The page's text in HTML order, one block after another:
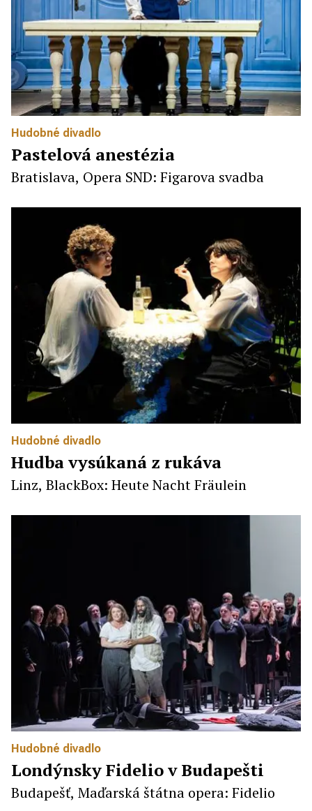
Hudobné divadlo
Pastelová anestézia
Bratislava, Opera SND: Figarova svadba
Hudobné divadlo
Hudba vysúkaná z rukáva
Linz, BlackBox: Heute Nacht Fräulein
Hudobné divadlo
Londýnsky Fidelio v Budapešti
Budapešť, Maďarská štátna opera: Fidelio